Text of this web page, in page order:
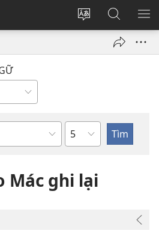
Thay
Đăng
nhập
Tìm
kiếm
JW.ORG
Chương
Mác ghi lại